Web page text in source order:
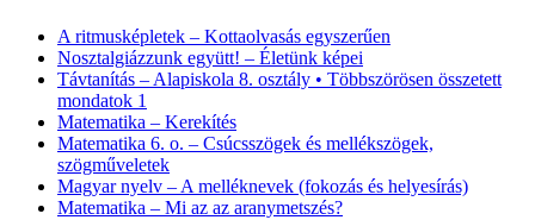
A ritmusképletek – Kottaolvasás egyszerűen
Nosztalgiázzunk együtt! – Életünk képei
Távtanítás – Alapiskola 8. osztály • Többszörösen összetett
mondatok 1
Matematika – Kerekítés
Matematika 6. o. – Csúcsszögek és mellékszögek,
szögműveletek
Magyar nyelv – A melléknevek (fokozás és helyesírás)
Matematika – Mi az az aranymetszés?